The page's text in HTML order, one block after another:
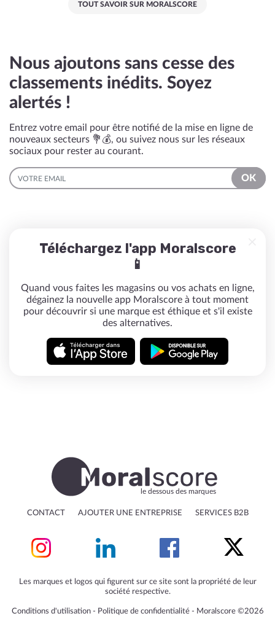
TOUT SAVOIR SUR MORALSCORE
Nous ajoutons sans cesse des
classements inédits. Soyez
alertés !
Entrez votre email pour être notifié de la mise en ligne de
nouveaux secteurs 💐💰, ou suivez nous sur les réseaux
sociaux pour rester au courant.
EMAIL
OK
Téléchargez l'app Moralscore
📱
Quand vous faites les magasins ou vos achats en ligne,
dégainez la nouvelle app Moralscore à tout moment
pour découvrir si une marque est éthique et s'il existe
des alternatives.
le dessous des marques
CONTACT AJOUTER UNE ENTREPRISE SERVICES B2B
Les marques et logos qui figurent sur ce site sont la propriété de leur
société respective.
Conditions d'utilisation‐ Politique de confidentialité‐ Moralscore ©2026